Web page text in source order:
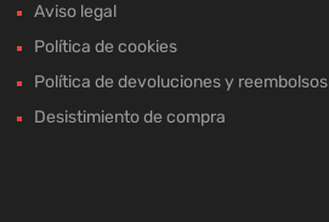
Aviso legal
Política de cookies
Política de devoluciones y reembolsos
Desistimiento de compra